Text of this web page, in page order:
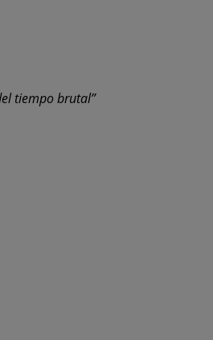
tiempo brutal”